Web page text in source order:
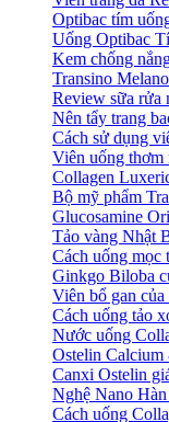
Optibac tím
Uống Optibac
Kem chống
Transino
Review sữa rửa
Nên tẩy trang
Cách sử dụng
Viên uống thơm
Collagen
Bộ mỹ phẩm
Glucosamine
Tảo vàng Nhật
Cách uống
Ginkgo Biloba
Viên bổ gan
Cách uống tảo
Nước uống
Ostelin
Canxi Ostelin
Nghệ Nano
Cách uống